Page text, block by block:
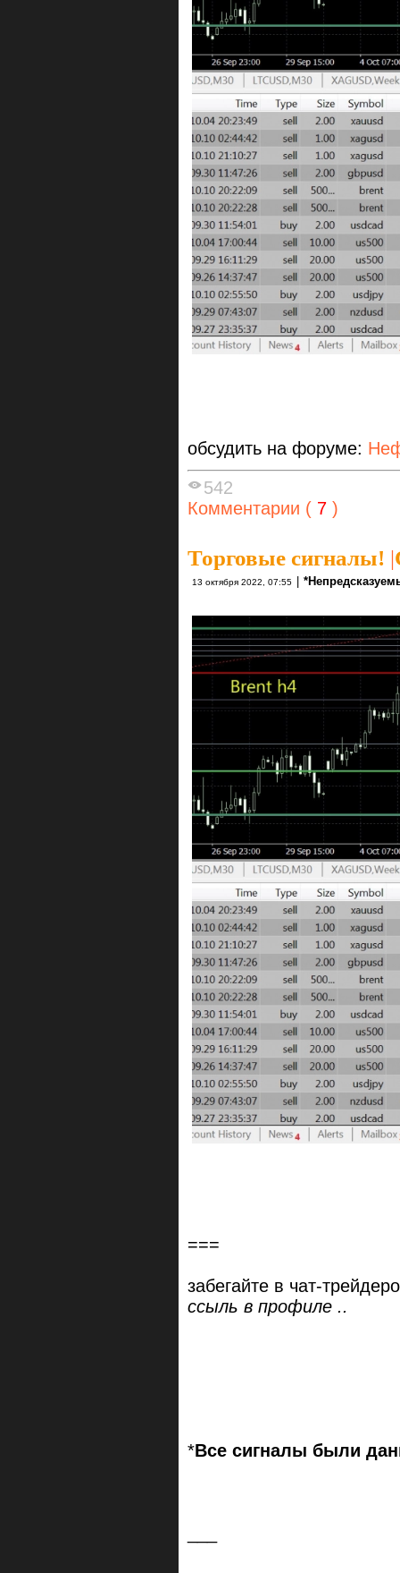
обсудить на форуме:
542
Комментарии ( 7 )
Торговые сигналы! |
13 октября 2022, 07:55
===
забегайте в чат-
ссыль в профиле ..
*Все сигналы были